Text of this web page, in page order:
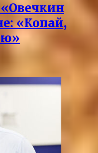
«Копай,